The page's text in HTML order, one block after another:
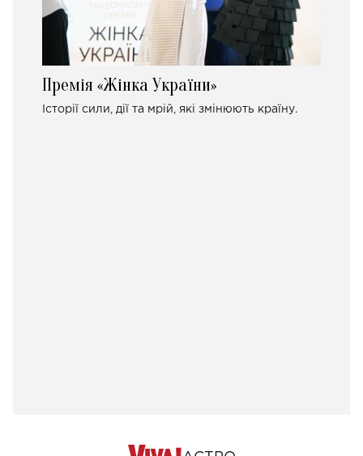
Премія «Жінка України»
Історії сили, дії та мрій, які змінюють країну.